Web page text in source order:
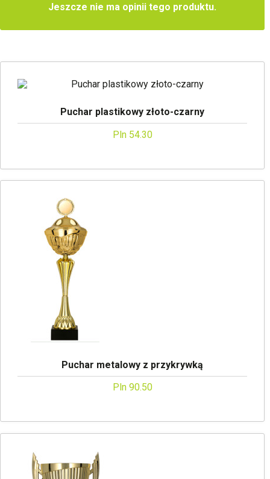
Jeszcze nie ma opinii tego produktu.
Puchar plastikowy złoto-czarny
Pln 54.30
Puchar metalowy z przykrywką
Pln 90.50